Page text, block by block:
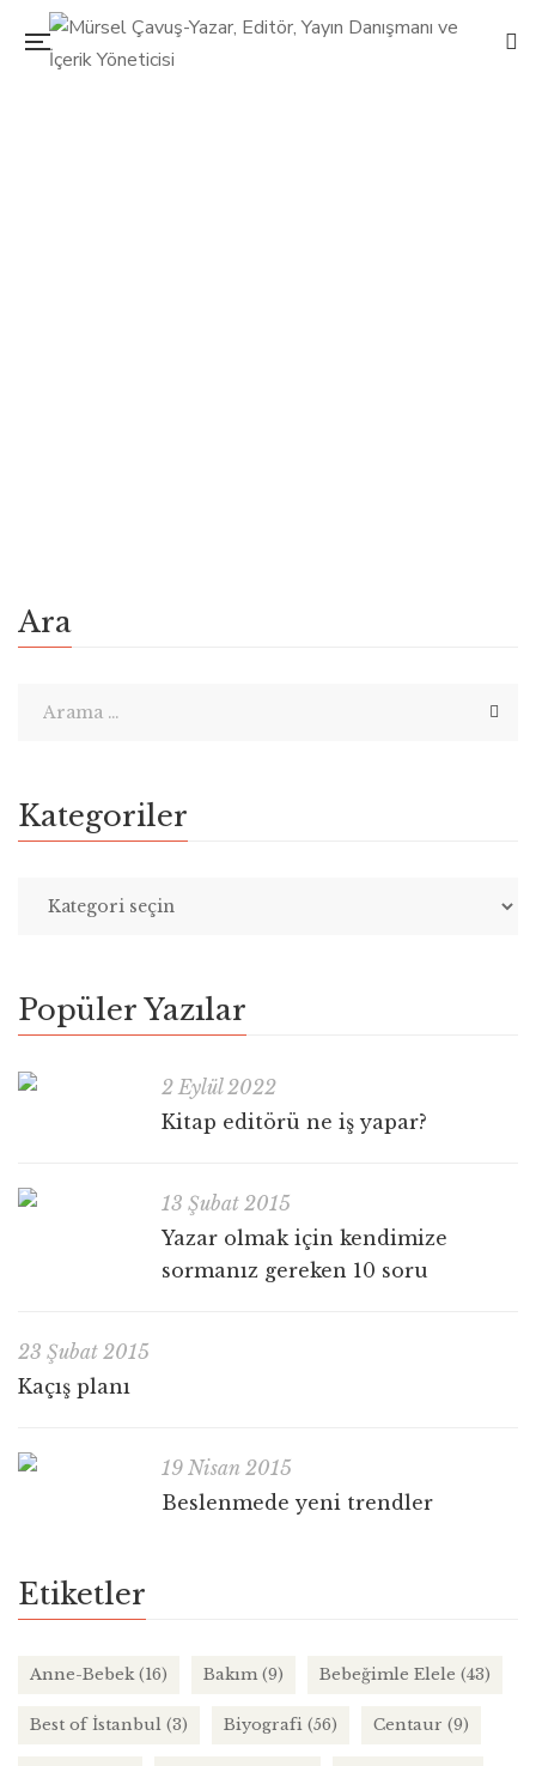
Ara
Kategoriler
Popüler Yazılar
2 Eylül 2022
Kitap editörü ne iş yapar?
13 Şubat 2015
Yazar olmak için kendimize
sormanız gereken 10 soru
23 Şubat 2015
Kaçış planı
19 Nisan 2015
Beslenmede yeni trendler
Etiketler
Anne-Bebek(16) Bakım (9) Bebeğimle Elele (43)
Best of İstanbul (3) Biyografi (56) Centaur (9)